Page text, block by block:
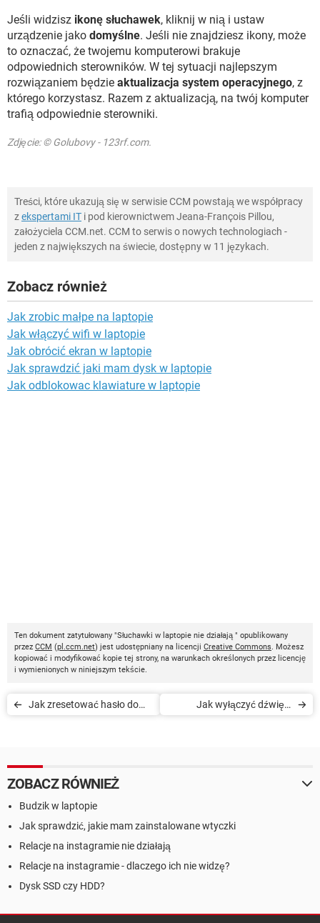
Jeśli widzisz ikonę słuchawek, kliknij w nią i ustaw
urządzenie jako domyślne. Jeśli nie znajdziesz ikony, może
to oznaczać, że twojemu komputerowi brakuje
odpowiednich sterowników. W tej sytuacji najlepszym
rozwiązaniem będzie aktualizacja system operacyjnego, z
którego korzystasz. Razem z aktualizacją, na twój komputer
trafią odpowiednie sterowniki.
Zdjęcie: © Golubovy - 123rf.com.
Treści, które ukazują się w serwisie CCM powstają we współpracy
zekspertami IT i pod kierownictwem Jeana-François Pillou,
założyciela CCM.net. CCM to serwis o nowych technologiach -
jeden z największych na świecie, dostępny w 11 językach.
Zobacz również
Jak zrobic małpe na laptopie
Jak włączyć wifi w laptopie
Jak obrócić ekran w laptopie
Jak sprawdzić jaki mam dysk w laptopie
Jak odblokowac klawiature w laptopie
Ten dokument zatytułowany "Słuchawki w laptopie nie działają " opublikowany
przez CCM (pl.ccm.net) jest udostępniany na licencji Creative Commons. Możesz
kopiować i modyfikować kopie tej strony, na warunkach określonych przez licencję
i wymienionych w niniejszym tekście.
Jak zresetować hasło do
Jak wyłączyć dźwięki
ZOBACZ RÓWNIEŻ
Budzik w laptopie
Jak sprawdzić, jakie mam zainstalowane wtyczki
Relacje na instagramie nie działają
Relacje na instagramie - dlaczego ich nie widzę?
Dysk SSD czy HDD?